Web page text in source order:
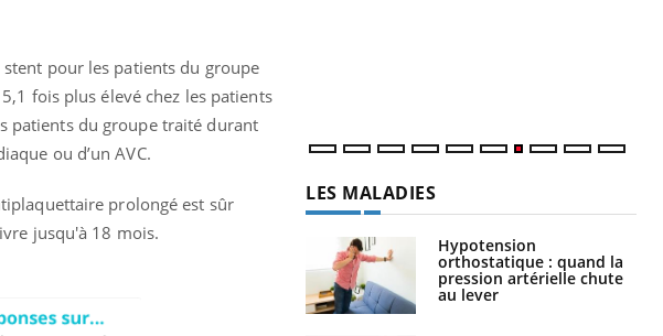
pour les patients du groupe
fois plus élevé chez les patients
patients du groupe traité durant
ou d’un AVC.
prolongé est sûr
jusqu'à 18 mois.
LES MALADIES
Hypotension
orthostatique : quand la
pression artérielle chute
au lever